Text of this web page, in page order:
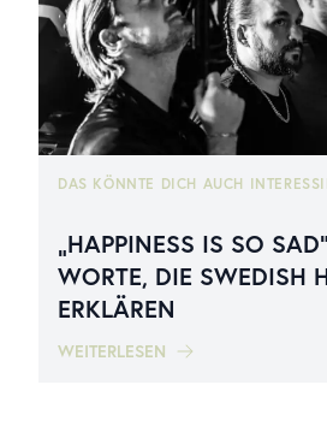
DAS KÖNNTE DICH AUCH
„HAPPINESS IS SO
WORTE, DIE SWEDISH
ERKLÄREN
WEITERLESEN